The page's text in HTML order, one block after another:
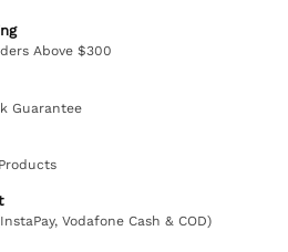
Above $300
Guarantee
Vodafone Cash & COD)